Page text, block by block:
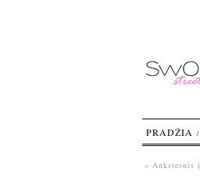
« Ankstesnis
PRADŽIA